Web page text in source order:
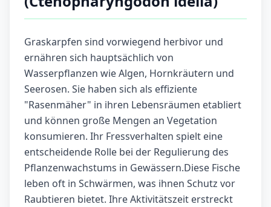
Graskarpfen sind vorwiegend herbivor und
ernähren sich hauptsächlich von
Wasserpflanzen wie Algen, Hornkräutern und
Seerosen. Sie haben sich als effiziente
"Rasenmäher" in ihren Lebensräumen etabliert
und können große Mengen an Vegetation
konsumieren. Ihr Fressverhalten spielt eine
entscheidende Rolle bei der Regulierung des
Pflanzenwachstums in Gewässern.Diese Fische
leben oft in Schwärmen, was ihnen Schutz vor
Raubtieren bietet. Ihre Aktivitätszeit erstreckt